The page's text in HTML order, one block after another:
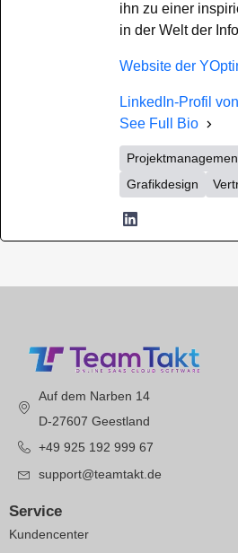
ihn zu einer
in der Welt der
Website der
LinkedIn-Profil
See Full Bio
Grafikdesign
Auf dem Narben 14
D-27607 Geestland
+49 925 192 999 67
support@teamtakt.de
Service
Kundencenter